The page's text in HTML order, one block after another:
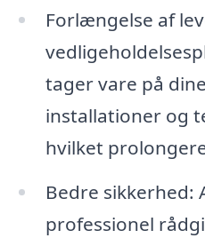
Forlængelse af
tager vare på
installationer og
hvilket
Bedre sikkerhed:
professionel